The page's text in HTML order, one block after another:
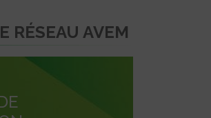
RÉSEAU AVEM